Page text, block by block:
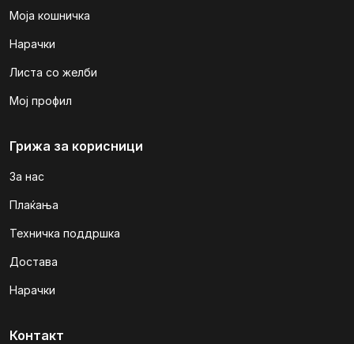
Моја кошничка
Нарачки
Листа со желби
Мој профил
Грижа за корисници
За нас
Плаќања
Техничка поддршка
Достава
Нарачки
Контакт